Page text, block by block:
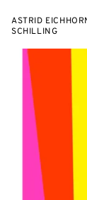
ASTRID
SCHILLING